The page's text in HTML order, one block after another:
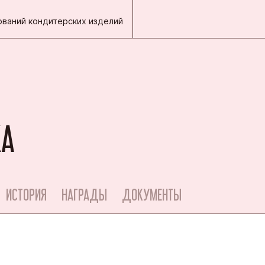
кондитерских изделий
ИСТОРИЯ НАГРАДЫ ДОКУМЕНТЫ